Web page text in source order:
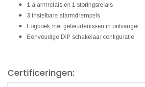
1 alarmrelais en 1 storingsrelais
3 instelbare alarmdrempels
Logboek met gebeurtenissen in ontvanger
Eenvoudige DIP schakelaar configuratie
Certificeringen: